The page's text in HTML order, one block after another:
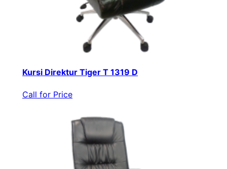
Kursi Direktur Tiger T 1319 D
Call for Price